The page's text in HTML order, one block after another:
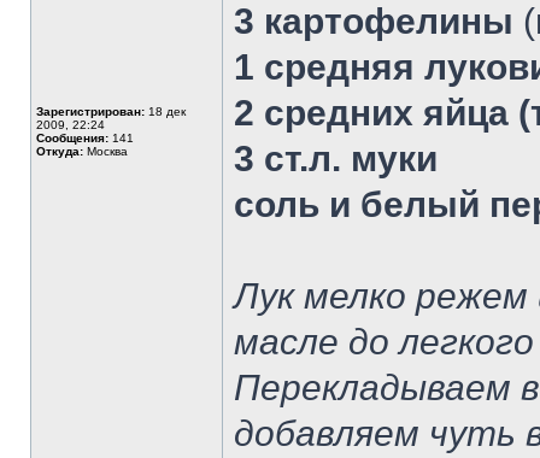
Зарегистрирован: 18 дек
2009, 22:24
Сообщения: 141
Откуда: Москва
3 картофелины
1 средняя
2 средних яйца
3 ст.л. муки
соль и белый
Лук мелко
масле до
Перекладываем
добавляем чуть